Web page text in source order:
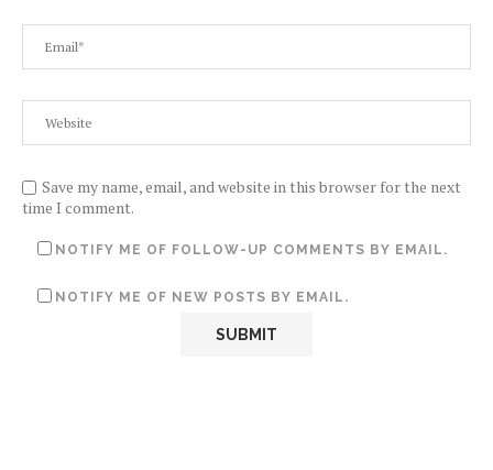
Save my name, email, and website in this browser for the next
time I comment.
NOTIFY ME OF FOLLOW-UP COMMENTS BY EMAIL.
NOTIFY ME OF NEW POSTS BY EMAIL.